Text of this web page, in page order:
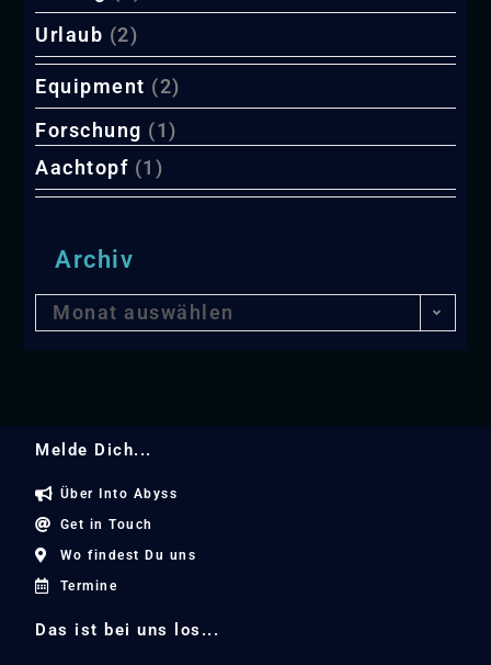
Urlaub (2)
Equipment (2)
Forschung (1)
Aachtopf (1)
Archiv
Monat auswählen
Melde Dich...
Über Into Abyss
Get in Touch
Wo findest Du uns
Termine
Das ist bei uns los...